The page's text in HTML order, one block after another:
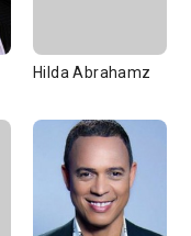
Hilda Abrahamz